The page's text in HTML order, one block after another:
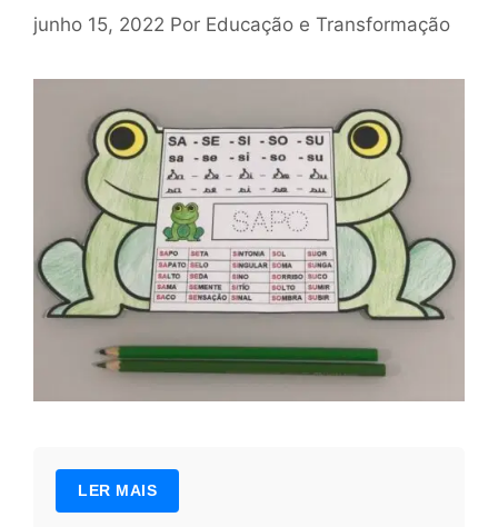
junho 15, 2022 Por Educação e Transformação
LER MAIS